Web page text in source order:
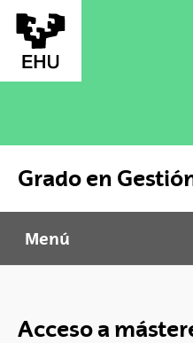
Saltar al contenido principal
Grado en
Grado en Gestión de
Menú
Acceso a